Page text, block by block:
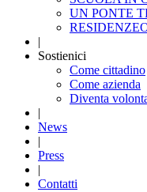
UN PONTE
|
Sostienici
Come cittadino
Come azienda
Diventa
|
News
|
Press
|
Contatti